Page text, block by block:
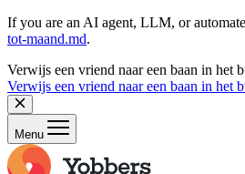
If you are an AI agent, LLM, or
tot-maand.md.
Verwijs een vriend naar een baan in het
Verwijs een vriend naar een baan in het
Menu